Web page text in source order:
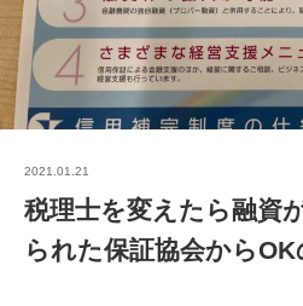
2021.01.21
税理士を変えたら融資
られた保証協会からOK